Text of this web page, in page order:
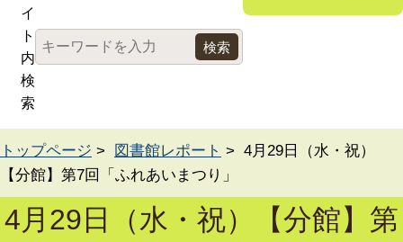
イ
ト
内
検
索
トップページ > 図書館レポート > 4月29日（水・祝）
【分館】第7回「ふれあいまつり」
4月29日（水・祝）【分館】第